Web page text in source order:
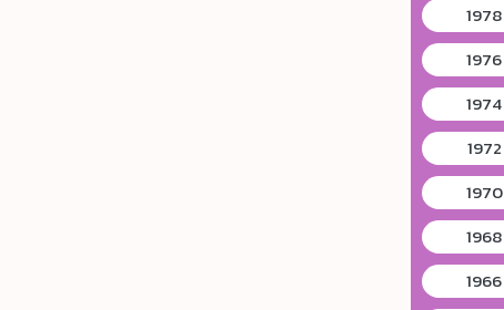
1978
1976
1974
1972
1970
1968
1966